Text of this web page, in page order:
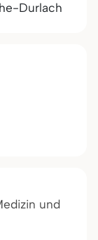
Durlach
und